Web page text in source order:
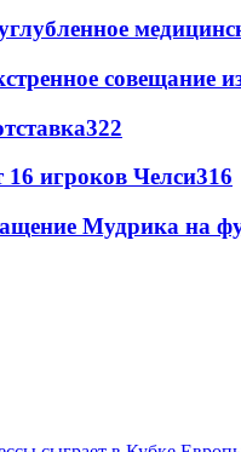
совещание
322
16 игроков Челси316
Мудрика на